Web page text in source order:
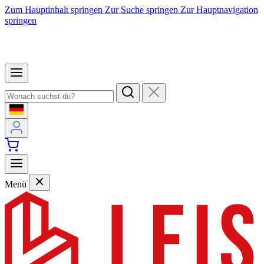
Zum Hauptinhalt springen Zur Suche springen Zur Hauptnavigation
springen
Menü